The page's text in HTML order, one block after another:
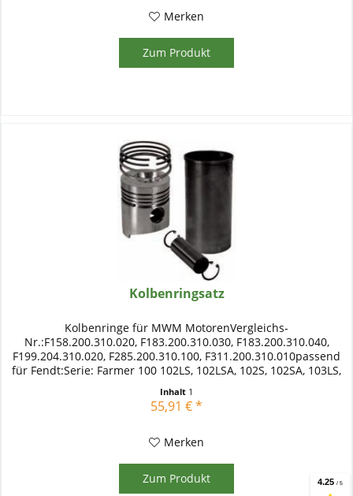
Merken
Zum Produkt
Kolbenringsatz
Kolbenringe für MWM MotorenVergleichs-
Nr.:F158.200.310.020, F183.200.310.030, F183.200.310.040,
F199.204.310.020, F285.200.310.100, F311.200.310.010passend
für Fendt:Serie: Farmer 100 102LS, 102LSA, 102S, 102SA, 103LS,
Inhalt 1
55,91 € *
Merken
Zum Produkt